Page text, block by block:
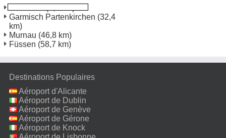
Garmisch Partenkirchen (32,4
km)
Murnau (46,8 km)
Füssen (58,7 km)
Destinations Populaires
Aéroport d'Alicante
Aéroport de Dublin
Aéroport de Genève
Aéroport de Gérone
Aéroport de Knock